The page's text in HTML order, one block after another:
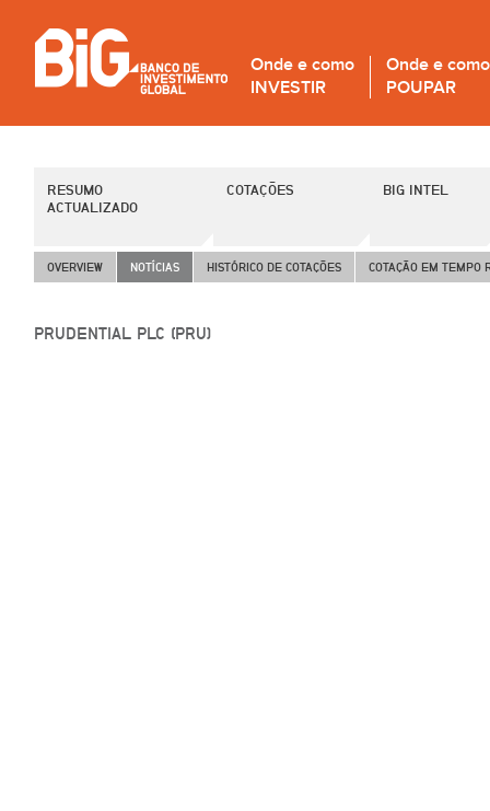
Onde e como
INVESTIR
Onde e como
POUPAR
RESUMO
ACTUALIZADO
COTAÇÕES BIG INTEL
OVERVIEW NOTÍCIAS HISTÓRICO DE COTAÇÕES COTAÇÃO EM TEMPO
PRUDENTIAL PLC (PRU)